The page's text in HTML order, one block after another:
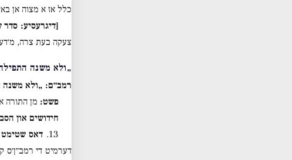
כלל אז א מצוה אן
[דיגרעסיע:
צעקה בעת צרה,
„ולא משנה
רמב״ם: „ולא משנה
פשט: מן התורה
חידושים און
13. דאס
דערמיט די רמב״ן׳ס